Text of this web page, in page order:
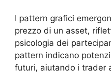
I pattern grafici
prezzo di un asset,
psicologia dei
pattern indicano
futuri, aiutando i trader